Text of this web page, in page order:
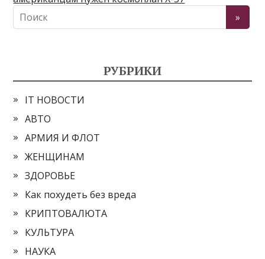
РУБРИКИ
IT НОВОСТИ
АВТО
АРМИЯ И ФЛОТ
ЖЕНЩИНАМ
ЗДОРОВЬЕ
Как похудеть без вреда
КРИПТОВАЛЮТА
КУЛЬТУРА
НАУКА